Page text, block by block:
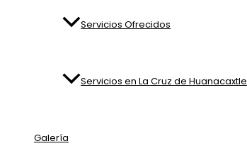
Servicios Ofrecidos
Servicios en La Cruz de Huanacaxtle
Galería